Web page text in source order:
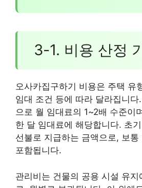
3-1. 비용 산정
오사카집구하기 비용은 주택 유
임대 조건 등에 따라 달라집니다
으로 월 임대료의 1~2배 수준이
한 달 임대료에 해당합니다. 초
선불로 지급하는 금액으로, 보
포함됩니다.
관리비는 건물의 공용 시설 유지